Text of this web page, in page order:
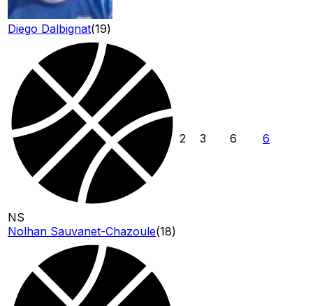
Diego Dalbignat(19)
NS
Nolhan Sauvanet-Chazoule(18)
2 3 6 6